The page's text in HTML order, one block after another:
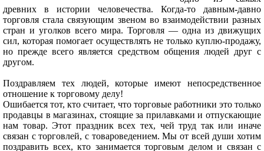
древних в истории человечества. Когда-то давным-давно
торговля стала связующим звеном во взаимодействии разных
стран и уголков всего мира. Торговля — одна из движущих
сил, которая помогает осуществлять не только куплю-продажу,
но прежде всего является средством общения людей друг с
другом.
Поздравляем тех людей, которые имеют непосредственное
отношение к торговому делу!
Ошибается тот, кто считает, что торговые работники это только
продавцы в магазинах, стоящие за прилавками и отпускающие
нам товар. Этот праздник всех тех, чей труд так или иначе
связан с торговлей, с товароведением. Мы от всей души хотим
поздравить всех, кто занимается торговым делом и связан с